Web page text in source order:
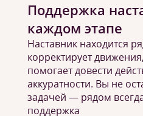
Поддержка
каждом этапе
Наставник находится
корректирует
помогает довести
аккуратности. Вы не
задачей — рядом
поддержка